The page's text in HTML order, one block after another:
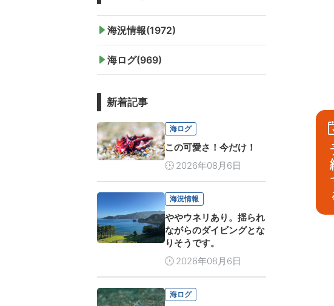
海況情報(1972)
海ログ(969)
新着記事
海ログ
この可愛さ！今だけ！
2026年08月6日
海況情報
ややウネリあり。揺られ
ながらのダイビングとな
りそうです。
2026年08月6日
海ログ